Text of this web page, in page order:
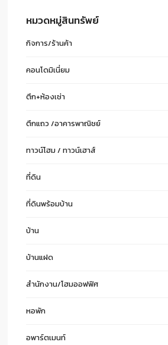
หมวดหมู่สินทรัพย์
กิจการ/ร้านค้า
คอนโดมิเนี่ยม
ตึก+ห้องเช่า
ตึกแถว /อาคารพาณิชย์
ทาวน์โฮม / ทาวน์เฮาส์
ที่ดิน
ที่ดินพร้อมบ้าน
บ้าน
บ้านแฝด
สำนักงาน/โฮมออฟฟิศ
หอพัก
อพาร์ตเมนท์